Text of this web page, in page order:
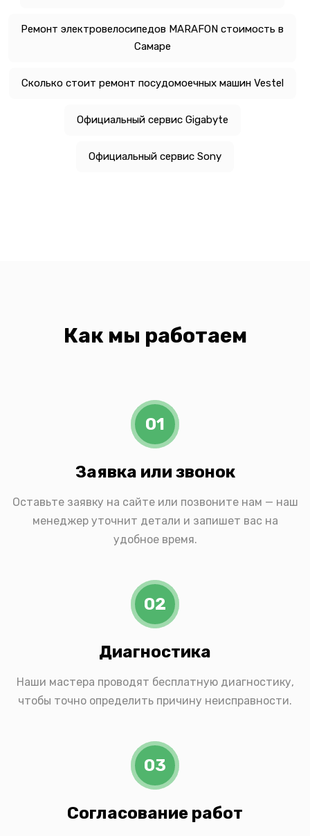
Ремонт электровелосипедов MARAFON стоимость в
Самаре
Сколько стоит ремонт посудомоечных машин Vestel
Официальный сервис Gigabyte
Официальный сервис Sony
Как мы работаем
01
Заявка или звонок
Оставьте заявку на сайте или позвоните нам — наш
менеджер уточнит детали и запишет вас на
удобное время.
02
Диагностика
Наши мастера проводят бесплатную диагностику,
чтобы точно определить причину неисправности.
03
Согласование работ